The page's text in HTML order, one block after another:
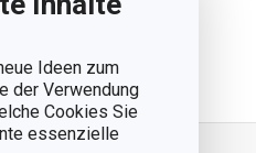
Ideen zum
der Verwendung
Cookies Sie
essenzielle
TEILE IM SET